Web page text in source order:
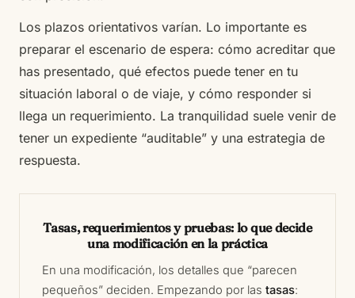
Los plazos orientativos varían. Lo importante es
preparar el escenario de espera: cómo acreditar que
has presentado, qué efectos puede tener en tu
situación laboral o de viaje, y cómo responder si
llega un requerimiento. La tranquilidad suele venir de
tener un expediente “auditable” y una estrategia de
respuesta.
Tasas, requerimientos y pruebas: lo que decide
una modificación en la práctica
En una modificación, los detalles que “parecen
pequeños” deciden. Empezando por las tasas: